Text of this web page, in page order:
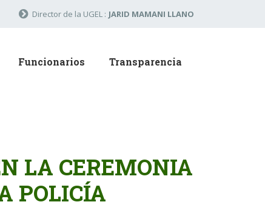
Director de la UGEL : JARID MAMANI LLANO
Funcionarios Transparencia
LA CEREMONIA
POLICÍA